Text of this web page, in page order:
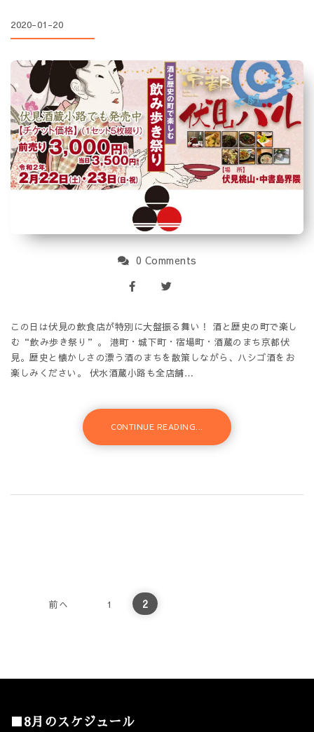
2020-01-20
0 Comments
この日は伏見の飲食店が特別に大盤振る舞い！ 酒と歴史の町で楽し
む“飲み歩き祭り”。 港町・城下町・宿場町・酒蔵のまち京都伏
見。歴史と懐かしさの漂う酒のまちを散策しながら、ハシゴ酒をお
楽しみください。 伏水酒蔵小路も全店舗…
CONTINUE READING...
投稿のページ送り
前へ 1 2
■8月のスケジュール